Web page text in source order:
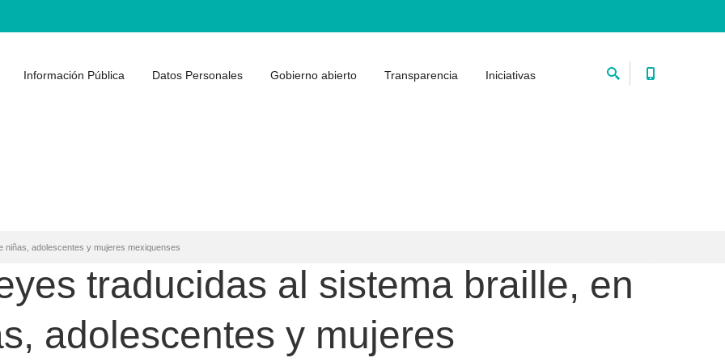
Información Pública Datos Personales Gobierno abierto Transparencia Iniciativas
niñas, adolescentes y mujeres mexiquenses
traducidas al sistema braille, en
adolescentes y mujeres